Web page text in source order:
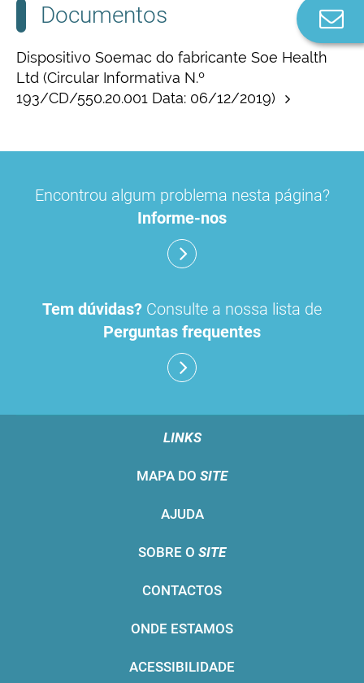
Documentos
Dispositivo Soemac do fabricante Soe Health
Ltd (Circular Informativa N.º
193/CD/550.20.001 Data: 06/12/2019)
Encontrou algum problema nesta página?
Informe-nos
Tem dúvidas? Consulte a nossa lista de
Perguntas frequentes
LINKS
MAPA DO SITE
AJUDA
SOBRE O SITE
CONTACTOS
ONDE ESTAMOS
ACESSIBILIDADE